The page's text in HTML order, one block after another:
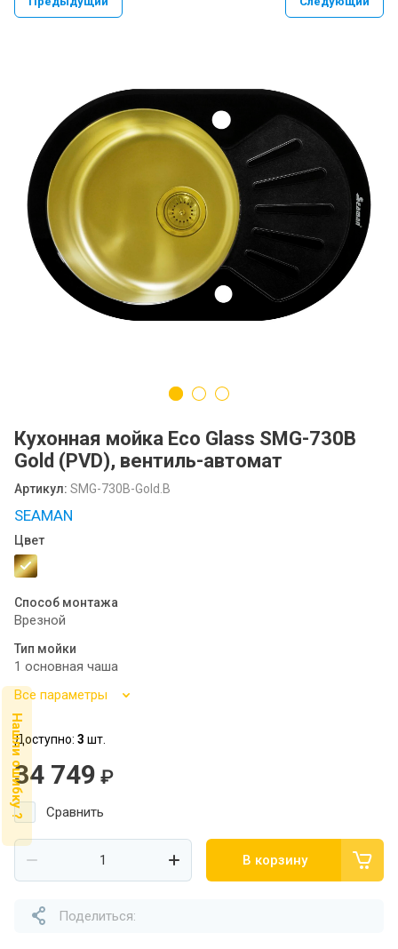
PAULMARK VELLO YUMI LASSAN
PAULMARK REFINE SYSTEM
Paulmark Презентация Мойка+коландер
Смеситель PAULMARK SERPENTINE
Se213222
Мойки PAULMARK NEXT
Ролл-маты PAULMARK
Мойки PAULMARK VAST-PRO, BRIM-PRO
Посудомоечные машины MIDEA
SCANDILUX
SCANDILUX видео-обзор стиральных
машин
Флипбук GRANFEST
Семинар
Кухонная мойка Eco Glass SMG-730B
Gold (PVD), вентиль-автомат
Артикул: SMG-730B-Gold.B
SEAMAN
Цвет
Способ монтажа
Врезной
Тип мойки
1 основная чаша
Все параметры
Доступно: 3 шт.
34 749 ₽
Сравнить
В корзину
Поделиться:
Нашли ошибку ?